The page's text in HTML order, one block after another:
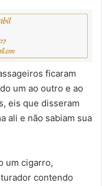
ficaram
um ao outro e ao
eis que disseram
ali e não sabiam sua
um cigarro,
contendo